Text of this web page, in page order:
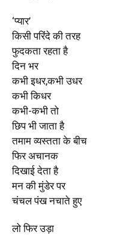
‘प्यार’
किसी परिंदे की तरह
फुदकता रहता है
दिन भर
कभी इधर,कभी उधर
कभी किधर
कभी-कभी तो
छिप भी जाता है
तमाम व्यस्तता के बीच
फिर अचानक
दिखाई देता है
मन की मुंडेर पर
चंचल पंख नचाते हुए
लो फिर उड़ा